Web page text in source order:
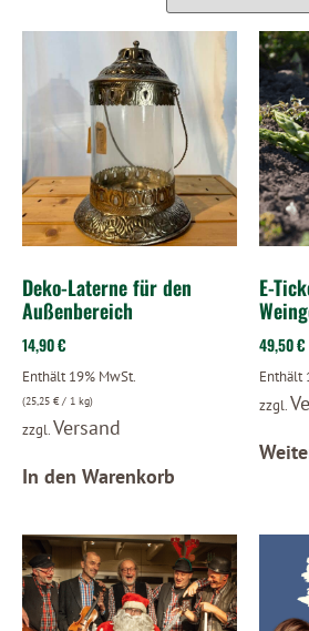
Deko-Laterne für den
Außenbereich
14,90€
Enthält 19% MwSt.
(25,25 €/ 1 kg)
zzgl.Versand
In den Warenkorb
E-
49,50€
Enthält
zzgl.